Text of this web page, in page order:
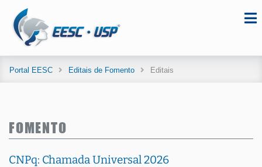
Portal EESC Editais de Fomento Editais
FOMENTO
CNPq: Chamada Universal 2026